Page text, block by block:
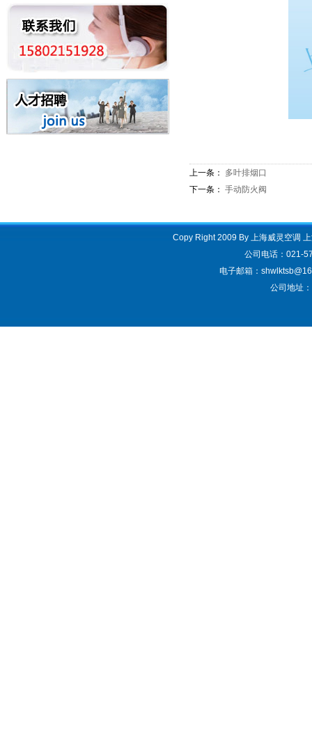
上一条： 多叶排烟口
下一条： 手动防火阀
Copy Right 2009 By 上海威灵空调
公司电话：021-
电子邮箱：
公司地址